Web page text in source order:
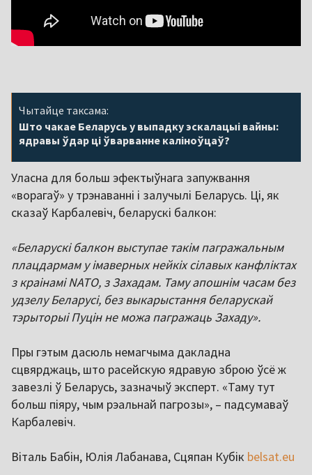
Чытайце таксама:
Што чакае Беларусь у выпадку эскалацыі вайны:
ядравы ўдар ці ўварванне каліноўцаў?
Уласна для больш эфектыўнага запужвання
«ворагаў» у трэнаванні і залучылі Беларусь. Ці, як
сказаў Карбалевіч, беларускі балкон:
«Беларускі балкон выступае такім пагражальным
плацдармам у імаверных нейкіх сілавых канфліктах
з краінамі NATO, з Захадам. Таму апошнім часам без
удзелу Беларусі, без выкарыстання беларускай
тэрыторыі Пуцін не можа пагражаць Захаду».
Пры гэтым дасюль немагчыма дакладна
сцвярджаць, што расейскую ядравую зброю ўсё ж
завезлі ў Беларусь, зазначыў эксперт. «Таму тут
больш піяру, чым рэальнай пагрозы», – падсумаваў
Карбалевіч.
Віталь Бабін, Юлія Лабанава, Сцяпан Кубік belsat.eu